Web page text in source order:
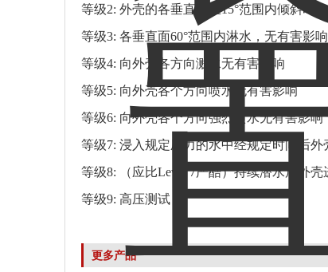
等级2: 外壳的各垂直面在15°范围内倾斜时
等级3: 各垂直面60°范围内淋水，无有害影响
等级4: 向外壳各方向溅水无有害影响
等级5: 向外壳各个方向喷水无有害影响
等级6: 向外壳各个方向强烈喷水无有害影响
等级7: 浸入规定压力的水中经规定时间后
等级8: （应比Level 7严酷）持续潜水后外
等级9: 高压测试
更多产品